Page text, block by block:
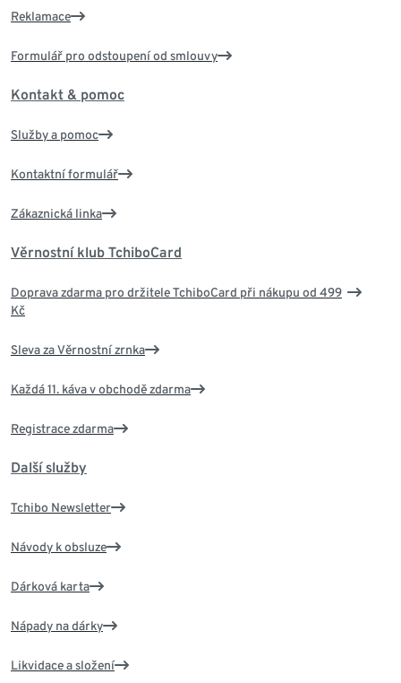
Reklamace
Formulář pro odstoupení od smlouvy
Kontakt & pomoc
Služby a pomoc
Kontaktní formulář
Zákaznická linka
Věrnostní klub TchiboCard
Doprava zdarma pro držitele TchiboCard při nákupu od 499
Kč
Sleva za Věrnostní zrnka
Každá 11. káva v obchodě zdarma
Registrace zdarma
Další služby
Tchibo Newsletter
Návody k obsluze
Dárková karta
Nápady na dárky
Likvidace a složení